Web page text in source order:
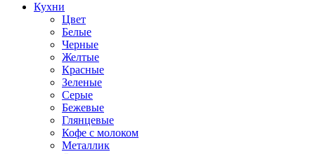
Кухни
Цвет
Белые
Черные
Желтые
Красные
Зеленые
Серые
Бежевые
Глянцевые
Кофе с молоком
Металлик